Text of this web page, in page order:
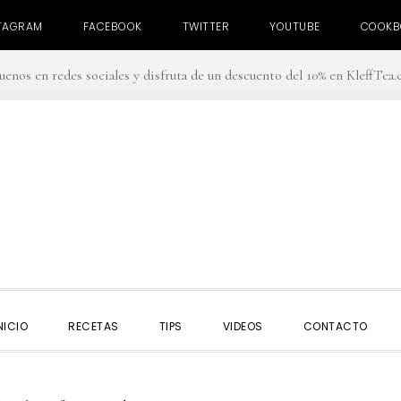
FACEBOOK TWITTER YOUTUBE
en redes sociales y disfruta de un descuento del 10% en
RECETAS TIPS VIDEOS CONTACTO